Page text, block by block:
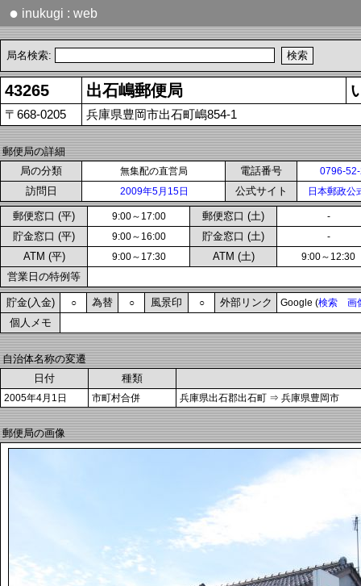
● inukugi : web
局名検索:
43265 出石嶋郵便局
〒668-0205 兵庫県豊岡市出石町嶋854-1
郵便局の詳細
局の分類
無集配の直営局 電話番号 0796-
訪問日 2009年5月15日 公式サイト 日本郵政公
郵便窓口 (平) 9:00～17:00 郵便窓口 (土) -
貯金窓口 (平) 9:00～16:00 貯金窓口 (土) -
ATM (平) 9:00～17:30 ATM (土) 9:00～12:30
営業日の特例等
貯金(入金) ○ 為替 ○ 風景印 ○ 外部リンク Google (検索 画
個人メモ
自治体名称の変遷
日付
種類
2005年4月1日 市町村合併 兵庫県出石郡出石町 ⇒ 兵庫県豊岡市
郵便局の画像